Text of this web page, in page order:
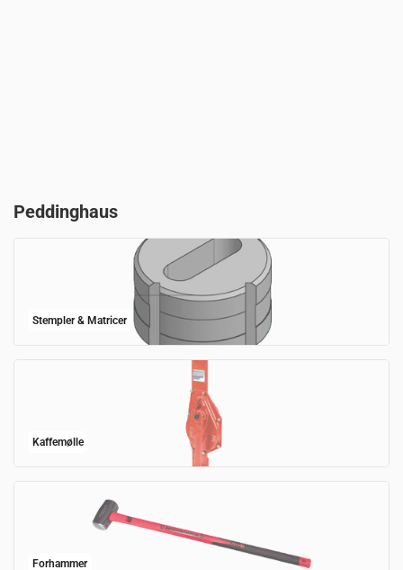
Peddinghaus
Stempler & Matricer
Kaffemølle
Forhammer